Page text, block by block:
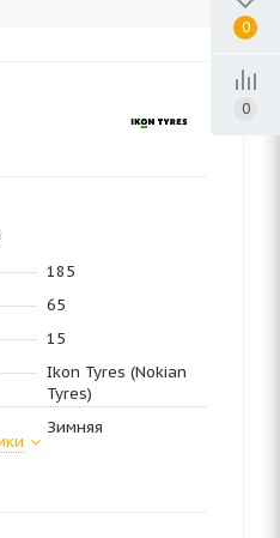
185
65
15
Ikon Tyres (Nokian
Tyres)
Зимняя
0
0